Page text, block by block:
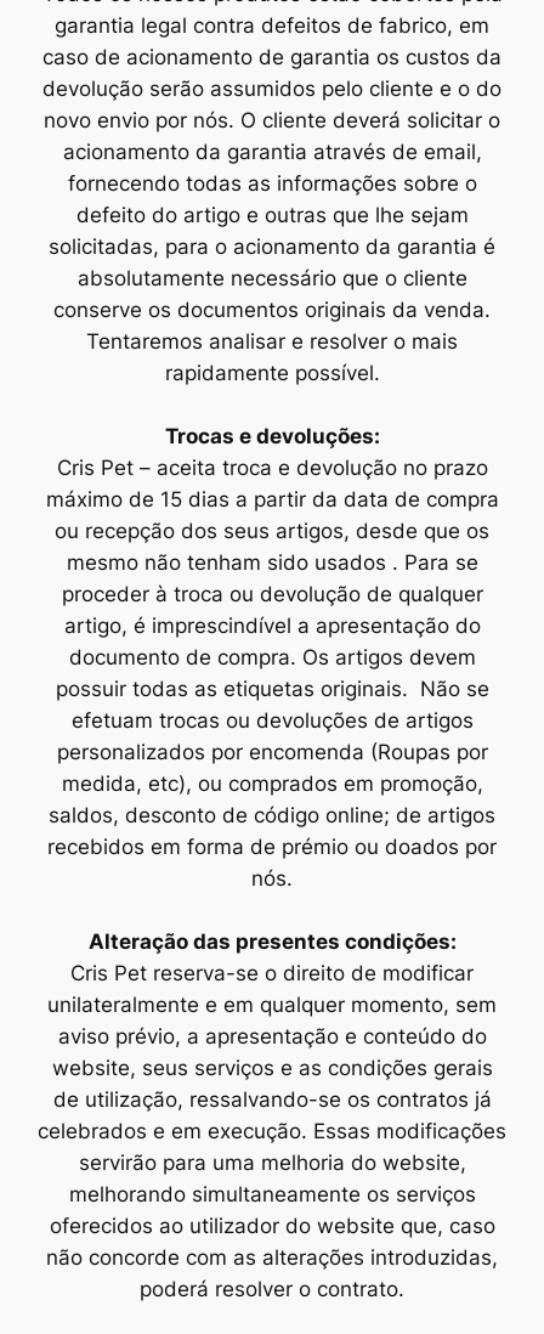
garantia legal contra defeitos de fabrico, em
caso de acionamento de garantia os custos da
devolução serão assumidos pelo cliente e o do
novo envio por nós. O cliente deverá solicitar o
acionamento da garantia através de email,
fornecendo todas as informações sobre o
defeito do artigo e outras que lhe sejam
solicitadas, para o acionamento da garantia é
absolutamente necessário que o cliente
conserve os documentos originais da venda.
Tentaremos analisar e resolver o mais
rapidamente possível.
Trocas e devoluções:
Cris Pet – aceita troca e devolução no prazo
máximo de 15 dias a partir da data de compra
ou recepção dos seus artigos, desde que os
mesmo não tenham sido usados . Para se
proceder à troca ou devolução de qualquer
artigo, é imprescindível a apresentação do
documento de compra. Os artigos devem
possuir todas as etiquetas originais. Não se
efetuam trocas ou devoluções de artigos
personalizados por encomenda (Roupas por
medida, etc), ou comprados em promoção,
saldos, desconto de código online; de artigos
recebidos em forma de prémio ou doados por
nós.
Alteração das presentes condições:
Cris Pet reserva-se o direito de modificar
unilateralmente e em qualquer momento, sem
aviso prévio, a apresentação e conteúdo do
website, seus serviços e as condições gerais
de utilização, ressalvando-se os contratos já
celebrados e em execução. Essas modificações
servirão para uma melhoria do website,
melhorando simultaneamente os serviços
oferecidos ao utilizador do website que, caso
não concorde com as alterações introduzidas,
poderá resolver o contrato.